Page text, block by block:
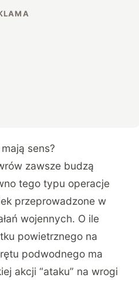
sens?
zawsze budzą
tego typu operacje
przeprowadzone w
wojennych. O ile
powietrznego na
podwodnego ma
akcji “ataku” na wrogi